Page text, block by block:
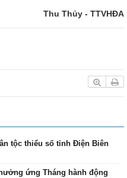
Thu Thủy - TTVHĐA
tộc thiểu số tỉnh Điện Biên
ứng Tháng hành động